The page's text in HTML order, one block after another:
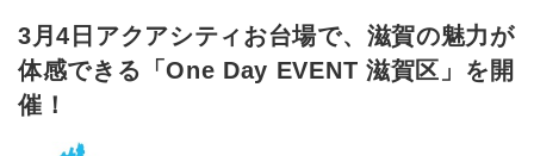
3月4日アクアシティお台場で、滋賀の魅力が
体感できる「One Day EVENT 滋賀区」を開
催！